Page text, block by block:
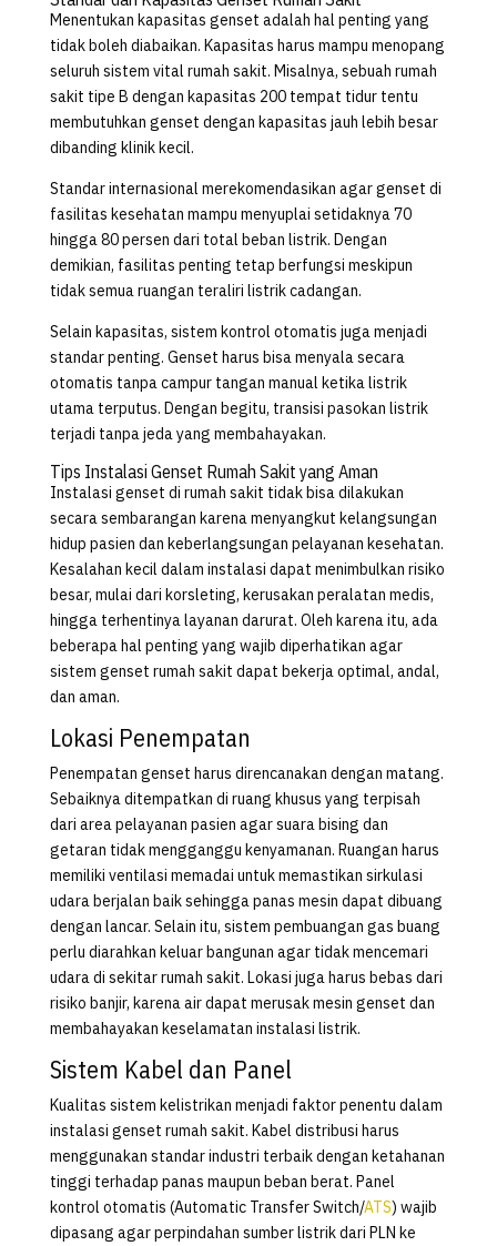
Menentukan kapasitas genset adalah hal penting yang
tidak boleh diabaikan. Kapasitas harus mampu menopang
seluruh sistem vital rumah sakit. Misalnya, sebuah rumah
sakit tipe B dengan kapasitas 200 tempat tidur tentu
membutuhkan genset dengan kapasitas jauh lebih besar
dibanding klinik kecil.
Standar internasional merekomendasikan agar genset di
fasilitas kesehatan mampu menyuplai setidaknya 70
hingga 80 persen dari total beban listrik. Dengan
demikian, fasilitas penting tetap berfungsi meskipun
tidak semua ruangan teraliri listrik cadangan.
Selain kapasitas, sistem kontrol otomatis juga menjadi
standar penting. Genset harus bisa menyala secara
otomatis tanpa campur tangan manual ketika listrik
utama terputus. Dengan begitu, transisi pasokan listrik
terjadi tanpa jeda yang membahayakan.
Tips Instalasi Genset Rumah Sakit yang Aman
Instalasi genset di rumah sakit tidak bisa dilakukan
secara sembarangan karena menyangkut kelangsungan
hidup pasien dan keberlangsungan pelayanan kesehatan.
Kesalahan kecil dalam instalasi dapat menimbulkan risiko
besar, mulai dari korsleting, kerusakan peralatan medis,
hingga terhentinya layanan darurat. Oleh karena itu, ada
beberapa hal penting yang wajib diperhatikan agar
sistem genset rumah sakit dapat bekerja optimal, andal,
dan aman.
Lokasi Penempatan
Penempatan genset harus direncanakan dengan matang.
Sebaiknya ditempatkan di ruang khusus yang terpisah
dari area pelayanan pasien agar suara bising dan
getaran tidak mengganggu kenyamanan. Ruangan harus
memiliki ventilasi memadai untuk memastikan sirkulasi
udara berjalan baik sehingga panas mesin dapat dibuang
dengan lancar. Selain itu, sistem pembuangan gas buang
perlu diarahkan keluar bangunan agar tidak mencemari
udara di sekitar rumah sakit. Lokasi juga harus bebas dari
risiko banjir, karena air dapat merusak mesin genset dan
membahayakan keselamatan instalasi listrik.
Sistem Kabel dan Panel
Kualitas sistem kelistrikan menjadi faktor penentu dalam
instalasi genset rumah sakit. Kabel distribusi harus
menggunakan standar industri terbaik dengan ketahanan
tinggi terhadap panas maupun beban berat. Panel
kontrol otomatis (Automatic Transfer Switch/ATS) wajib
dipasang agar perpindahan sumber listrik dari PLN ke